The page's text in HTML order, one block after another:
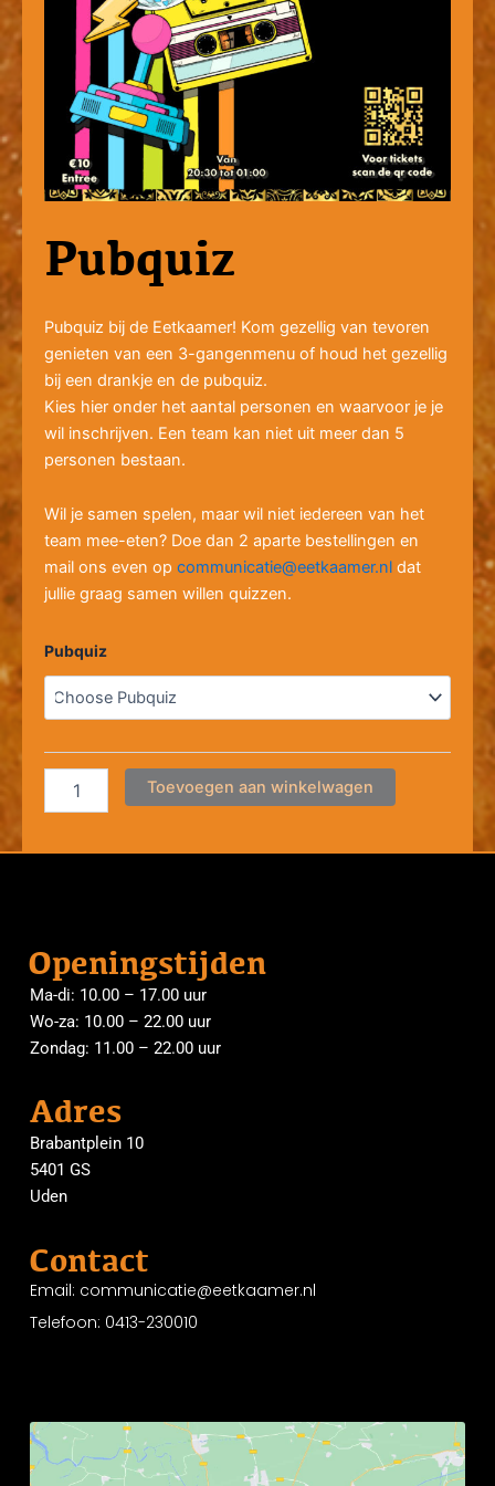
Pubquiz
Pubquiz bij de Eetkaamer! Kom gezellig van tevoren
genieten van een 3-gangenmenu of houd het gezellig
bij een drankje en de pubquiz.
Kies hier onder het aantal personen en waarvoor je je
wil inschrijven. Een team kan niet uit meer dan 5
personen bestaan.
Wil je samen spelen, maar wil niet iedereen van het
team mee-eten? Doe dan 2 aparte bestellingen en
mail ons even op communicatie@eetkaamer.nl dat
jullie graag samen willen quizzen.
Pubquiz
Pubquiz
Toevoegen aan winkelwagen
Openingstijden
Ma-di: 10.00 – 17.00 uur
Wo-za: 10.00 – 22.00 uur
Zondag: 11.00 – 22.00 uur
Adres
Brabantplein 10
5401 GS
Uden
Contact
Email: communicatie@eetkaamer.nl
Telefoon: 0413-230010